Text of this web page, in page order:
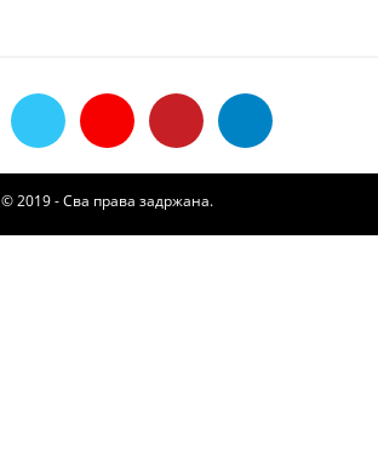
© 2019 - Сва права задржана.